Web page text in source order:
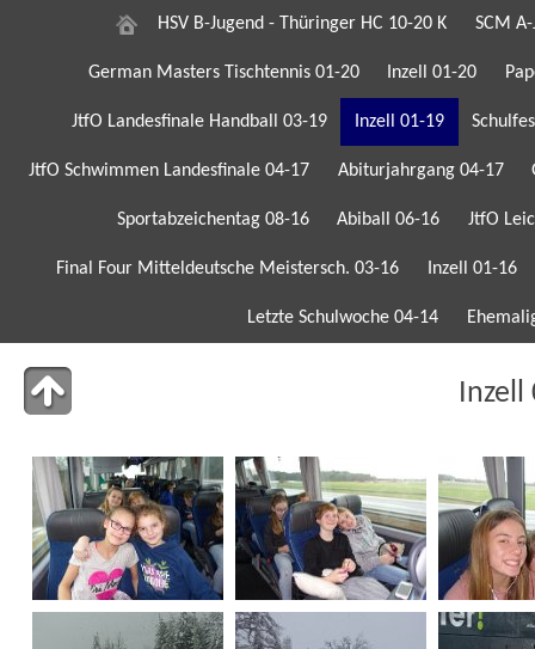
HSV B-Jugend - Thüringer HC 10-20 K SCM
German Masters Tischtennis 01-20 Inzell 01-20
JtfO Landesfinale Handball 03-19 Inzell 01-19
JtfO Schwimmen Landesfinale 04-17 Abiturjahrgang 04-17
Sportabzeichentag 08-16 Abiball 06-16 JtfO
Final Four Mitteldeutsche Meistersch. 03-16 Inzell 01-16
Letzte Schulwoche 04-14
Inzell